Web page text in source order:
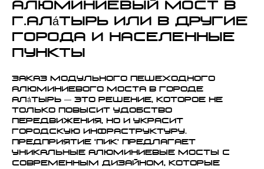
алюминиевый мост в
г.Ала́тырь или в другие
города и населенные
пункты
Заказ модульного пешеходного
алюминиевого моста в городе
Ала́тырь — это решение, которое не
только повысит удобство
передвижения, но и украсит
городскую инфраструктуру.
Предприятие 'ПИК' предлагает
уникальные алюминиевые мосты с
современным дизайном, которые